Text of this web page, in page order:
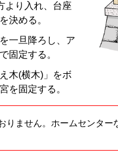
より入れ、台座
決める。
一旦降ろし、ア
固定する。
木(横木)」をボ
を固定する。
りません。ホームセンター